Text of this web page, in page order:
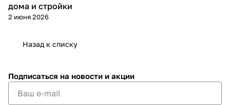
дома и стройки
2 июня 2026
Назад к списку
Подписаться на новости и акции